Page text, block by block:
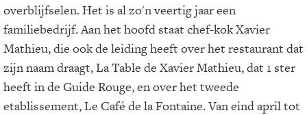
overblijfselen. Het is al zo'n veertig jaar een
familiebedrijf. Aan het hoofd staat chef-kok Xavier
Mathieu, die ook de leiding heeft over het restaurant dat
zijn naam draagt, La Table de Xavier Mathieu, dat 1 ster
heeft in de Guide Rouge, en over het tweede
etablissement, Le Café de la Fontaine. Van eind april tot